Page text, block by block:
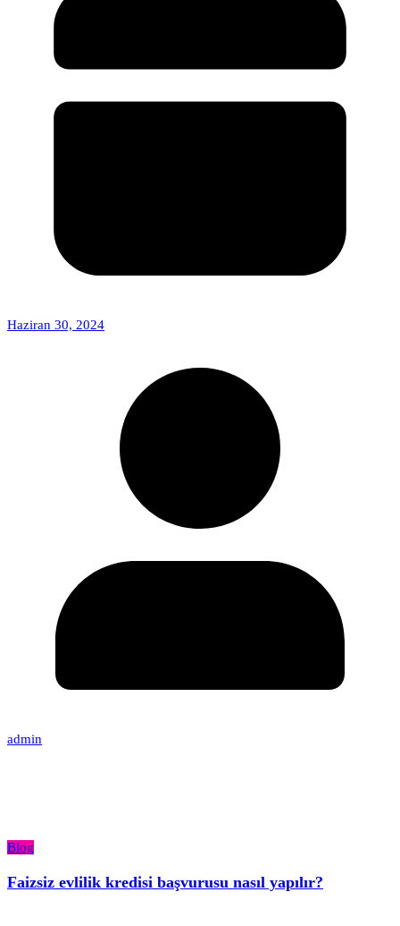
Haziran 30, 2024
admin
Blog
Faizsiz evlilik kredisi başvurusu nasıl yapılır?